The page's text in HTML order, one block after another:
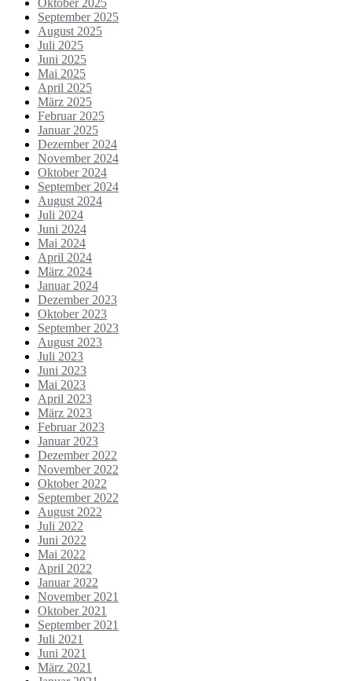
Oktober 2025
September 2025
August 2025
Juli 2025
Juni 2025
Mai 2025
April 2025
März 2025
Februar 2025
Januar 2025
Dezember 2024
November 2024
Oktober 2024
September 2024
August 2024
Juli 2024
Juni 2024
Mai 2024
April 2024
März 2024
Januar 2024
Dezember 2023
Oktober 2023
September 2023
August 2023
Juli 2023
Juni 2023
Mai 2023
April 2023
März 2023
Februar 2023
Januar 2023
Dezember 2022
November 2022
Oktober 2022
September 2022
August 2022
Juli 2022
Juni 2022
Mai 2022
April 2022
Januar 2022
November 2021
Oktober 2021
September 2021
Juli 2021
Juni 2021
März 2021